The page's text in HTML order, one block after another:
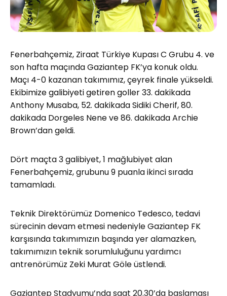
Fenerbahçemiz, Ziraat Türkiye Kupası C Grubu 4. ve
son hafta maçında Gaziantep FK’ya konuk oldu.
Maçı 4-0 kazanan takımımız, çeyrek finale yükseldi.
Ekibimize galibiyeti getiren goller 33. dakikada
Anthony Musaba, 52. dakikada Sidiki Cherif, 80.
dakikada Dorgeles Nene ve 86. dakikada Archie
Brown’dan geldi.
Dört maçta 3 galibiyet, 1 mağlubiyet alan
Fenerbahçemiz, grubunu 9 puanla ikinci sırada
tamamladı.
Teknik Direktörümüz Domenico Tedesco, tedavi
sürecinin devam etmesi nedeniyle Gaziantep FK
karşısında takımımızın başında yer alamazken,
takımımızın teknik sorumluluğunu yardımcı
antrenörümüz Zeki Murat Göle üstlendi.
Gaziantep Stadyumu’nda saat 20.30’da başlaması